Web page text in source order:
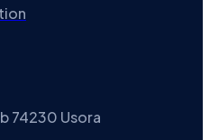
74230 Usora